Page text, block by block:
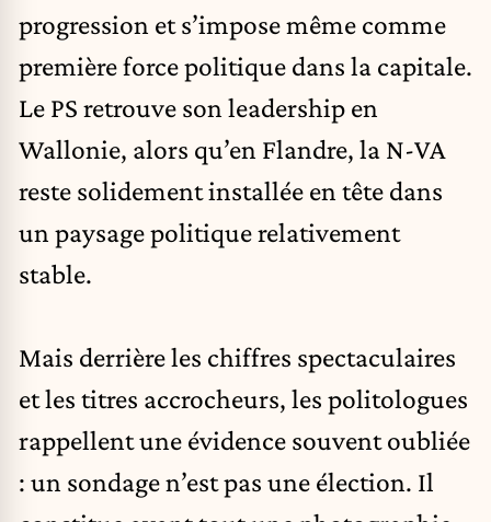
progression et s’impose même comme
première force politique dans la capitale.
Le PS retrouve son leadership en
Wallonie, alors qu’en Flandre, la N-VA
reste solidement installée en tête dans
un paysage politique relativement
stable.
Mais derrière les chiffres spectaculaires
et les titres accrocheurs, les politologues
rappellent une évidence souvent oubliée
: un sondage n’est pas une élection. Il